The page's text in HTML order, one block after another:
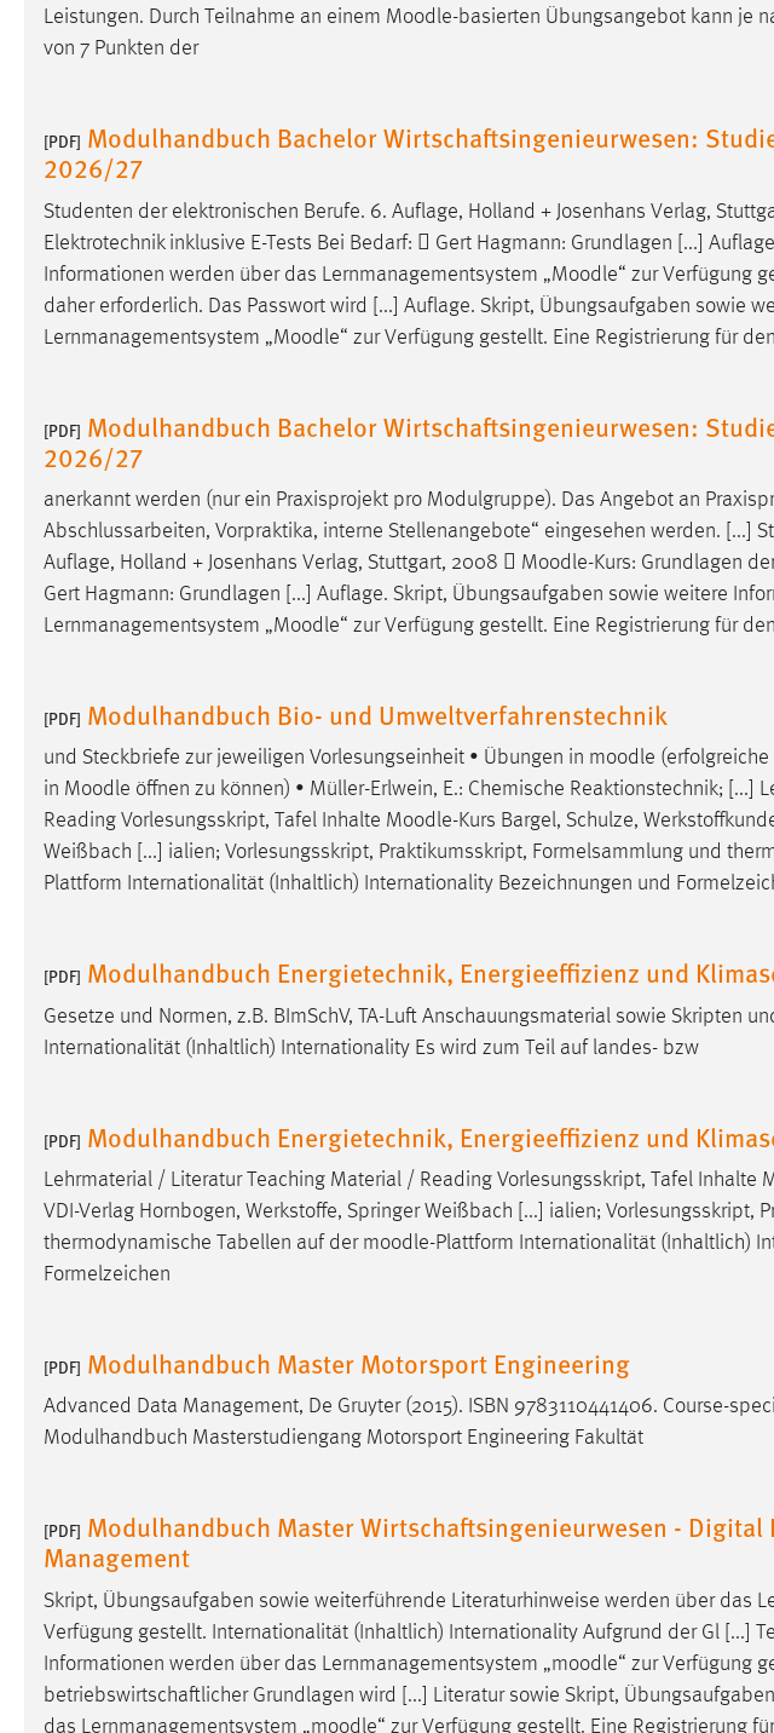
Leistungen. Durch Teilnahme an einem Moodle-basierten Übungsangebot kann je
von 7 Punkten der
[PDF] Modulhandbuch Bachelor Wirtschaftsingenieurwesen:
2026/27
Studenten der elektronischen Berufe. 6. Auflage, Holland + Josenhans Verlag,
Elektrotechnik inklusive E-Tests Bei Bedarf:  Gert Hagmann: Grundlagen [...]
Informationen werden über das Lernmanagementsystem „Moodle“ zur Verfügung
daher erforderlich. Das Passwort wird [...] Auflage. Skript, Übungsaufgaben sowie
Lernmanagementsystem „Moodle“ zur Verfügung gestellt. Eine Registrierung für
[PDF] Modulhandbuch Bachelor Wirtschaftsingenieurwesen:
2026/27
anerkannt werden (nur ein Praxisprojekt pro Modulgruppe). Das Angebot an
Abschlussarbeiten, Vorpraktika, interne Stellenangebote“ eingesehen werden. [...]
Auflage, Holland + Josenhans Verlag, Stuttgart, 2008  Moodle-Kurs: Grundlagen
Gert Hagmann: Grundlagen [...] Auflage. Skript, Übungsaufgaben sowie weitere
Lernmanagementsystem „Moodle“ zur Verfügung gestellt. Eine Registrierung für
[PDF] Modulhandbuch Bio- und Umweltverfahrenstechnik
und Steckbriefe zur jeweiligen Vorlesungseinheit • Übungen in moodle
in Moodle öffnen zu können) • Müller-Erlwein, E.: Chemische Reaktionstechnik; [...]
Reading Vorlesungsskript, Tafel Inhalte Moodle-Kurs Bargel, Schulze,
Weißbach [...] ialien; Vorlesungsskript, Praktikumsskript, Formelsammlung und
Plattform Internationalität (Inhaltlich) Internationality Bezeichnungen und
[PDF] Modulhandbuch Energietechnik, Energieeffizienz und
Gesetze und Normen, z.B. BImSchV, TA-Luft Anschauungsmaterial sowie Skripten
Internationalität (Inhaltlich) Internationality Es wird zum Teil auf landes- bzw
[PDF] Modulhandbuch Energietechnik, Energieeffizienz und
Lehrmaterial / Literatur Teaching Material / Reading Vorlesungsskript, Tafel Inhalte
VDI-Verlag Hornbogen, Werkstoffe, Springer Weißbach [...] ialien; Vorlesungsskript,
thermodynamische Tabellen auf der moodle-Plattform Internationalität (Inhaltlich)
Formelzeichen
[PDF] Modulhandbuch Master Motorsport Engineering
Advanced Data Management, De Gruyter (2015). ISBN 9783110441406. Course-
Modulhandbuch Masterstudiengang Motorsport Engineering Fakultät
[PDF] Modulhandbuch Master Wirtschaftsingenieurwesen - Digital
Management
Skript, Übungsaufgaben sowie weiterführende Literaturhinweise werden über das
Verfügung gestellt. Internationalität (Inhaltlich) Internationality Aufgrund der Gl [...]
Informationen werden über das Lernmanagementsystem „moodle“ zur Verfügung
betriebswirtschaftlicher Grundlagen wird [...] Literatur sowie Skript,
das Lernmanagementsystem „moodle“ zur Verfügung gestellt. Eine Registrierung
Jahre, MIBEW_UserID = 1 Jahr
Name: fe_user, be_user, be_lastLoginProvider
Zweck:
der Website einloggen zu können.
Cookie Laufzeit: 24 Stunden
STATISTIK
unsere Besucher unsere Website nutzen.
Matomo
Zweck: Zugriffsstatistik
Cookie Laufzeit: Max. 13 Monate
MARKETING
Marketing Cookies werden von Drittanbietern
verwendet, um personalisierte Werbung anzuzeigen.
Sie tun dies, indem sie Besucher über Websites
hinweg verfolgen.
Name: _gcl_au
Anbieter: Google Ireland Limited
Zweck: Conversion-Tracking
Facebook Pixel
Name: _fbp
Anbieter:
Cookie Laufzeit: 3 Monate
Plattformen anzeigen zu können, werden von diesen
externen Medien Cookies gesetzt.
YouTube
Vimeo